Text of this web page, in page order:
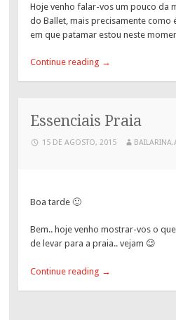
Hoje venho falar-vos um pouco da
do Ballet, mais precisamente como
em que patamar estou neste
Continue reading →
Essenciais Praia
15 DE AGOSTO, 2015
Boa tarde 🙂
Bem.. hoje venho mostrar-vos o
de levar para a praia.. vejam 😉
Continue reading →